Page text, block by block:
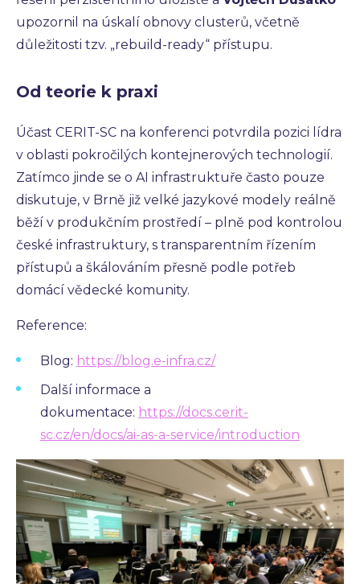
upozornil na úskalí obnovy clusterů, včetně
důležitosti tzv. „rebuild-ready“ přístupu.
Od teorie k praxi
Účast CERIT-SC na konferenci potvrdila pozici lídra
v oblasti pokročilých kontejnerových technologií.
Zatímco jinde se o AI infrastruktuře často pouze
diskutuje, v Brně již velké jazykové modely reálně
běží v produkčním prostředí – plně pod kontrolou
české infrastruktury, s transparentním řízením
přístupů a škálováním přesně podle potřeb
domácí vědecké komunity.
Reference:
Blog: https://blog.e-infra.cz/
Další informace a
dokumentace: https://docs.cerit-
sc.cz/en/docs/ai-as-a-service/introduction